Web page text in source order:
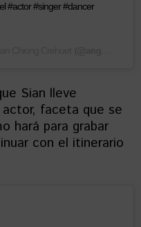
#actor #singer #dancer
Sian lleve
faceta que se
hará para grabar
con el itinerario